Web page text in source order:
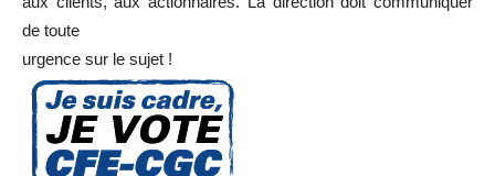
de toute
urgence sur le sujet !